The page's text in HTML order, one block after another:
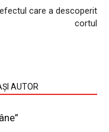
care a descoperit
cortul
AUTOR